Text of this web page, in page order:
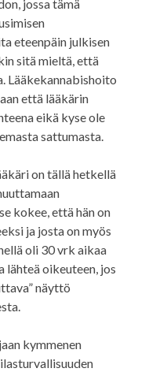
jossa tämä
eteenpäin julkisen
sitä mieltä, että
Lääkekannabishoito
että lääkärin
eikä kyse ole
sattumasta.
on tällä hetkellä
kokee, että hän on
ja josta on myös
oli 30 vrk aikaa
lähteä oikeuteen, jos
näyttö
kymmenen